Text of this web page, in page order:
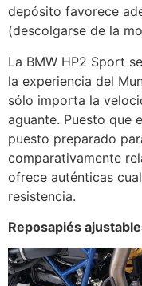
depósito favorece
(descolgarse de la
La BMW HP2 Sport
la experiencia del
sólo importa la
aguante. Puesto que
puesto preparado
comparativamente
ofrece auténticas
resistencia.
Reposapiés